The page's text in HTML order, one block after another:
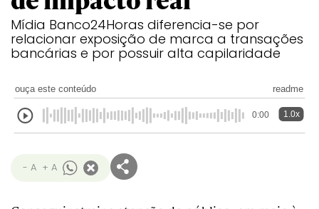
Mídia Banco24Horas diferencia-se por
relacionar exposição de marca a transações
bancárias e por possuir alta capilaridade
ouça este conteúdo readme
0:00 1.0x
- A + A